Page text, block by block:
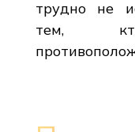
трудно не
тем, кто